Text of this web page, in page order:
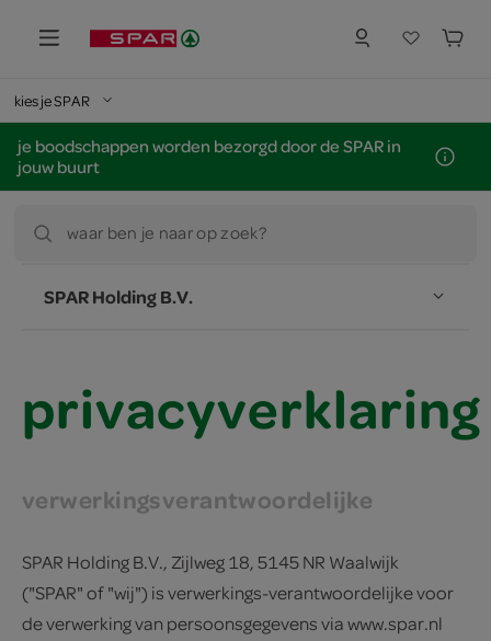
kies je SPAR
je boodschappen worden bezorgd door de SPAR in
jouw buurt
waar ben je naar op zoek?
SPAR Holding B.V.
privacyverklaring
verwerkingsverantwoordelijke
SPAR Holding B.V., Zijlweg 18, 5145 NR Waalwijk
("SPAR" of "wij") is verwerkings-verantwoordelijke voor
de verwerking van persoonsgegevens via www.spar.nl